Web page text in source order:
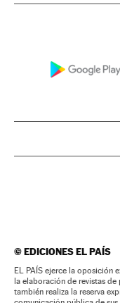
©EDICIONES EL PAÍS
EL PAÍS ejerce la oposición
la elaboración de revistas
también realiza la reserva